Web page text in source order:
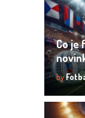
Co je
by